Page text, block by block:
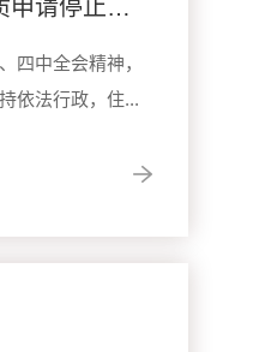
四个工程设计与施工资质申请停止受理
中全会精神，
依法行政，住...